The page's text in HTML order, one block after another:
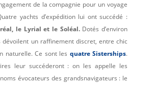
de la compagnie pour un voyage
yachts d’expédition lui ont succédé :
le Lyrial et le Soléal.Dotés d’environ
dévoilent un raffinement discret, entre chic
naturelle. Ce sont les quatre Sisterships.
leur succéderont : on les appelle les
évocateurs des grandsnavigateurs : le